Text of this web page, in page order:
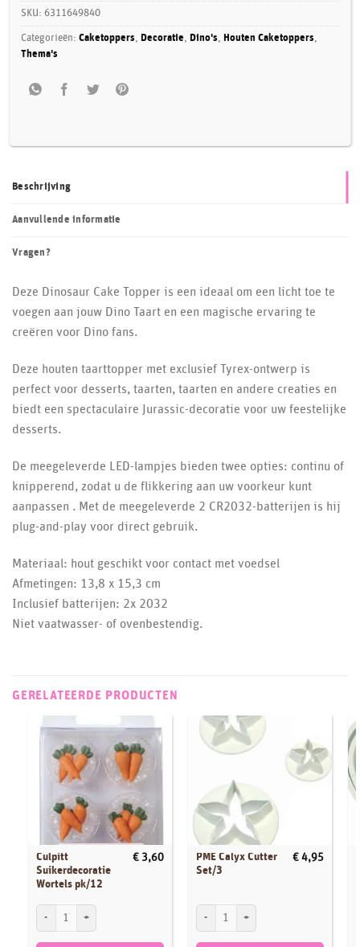
SKU:6311649840
Categorieën:Caketoppers, Decoratie, Dino's, Houten Caketoppers,
Thema's
Beschrijving
Aanvullende informatie
Vragen?
Deze Dinosaur Cake Topper is een ideaal om een ​​licht toe te
voegen aan jouw Dino Taart en een magische ervaring te
creëren voor Dino fans.
Deze houten taarttopper met exclusief Tyrex-ontwerp is
perfect voor desserts, taarten, taarten en andere creaties en
biedt een spectaculaire Jurassic-decoratie voor uw feestelijke
desserts.
De meegeleverde LED-lampjes bieden twee opties: continu of
knipperend, zodat u de flikkering aan uw voorkeur kunt
aanpassen . Met de meegeleverde 2 CR2032-batterijen is hij
plug-and-play voor direct gebruik.
Materiaal: hout geschikt voor contact met voedsel
Afmetingen: 13,8 x 15,3 cm
Inclusief batterijen: 2x 2032
Niet vaatwasser- of ovenbestendig.
GERELATEERDE PRODUCTEN
Culpitt
Suikerdecoratie
Wortels pk/12
€ 3,60
Culpitt Suikerdecoratie Wortels pk/12 aantal
PME Calyx Cutter
Set/3
€ 4,95
PME Calyx Cutter Set/3 aantal